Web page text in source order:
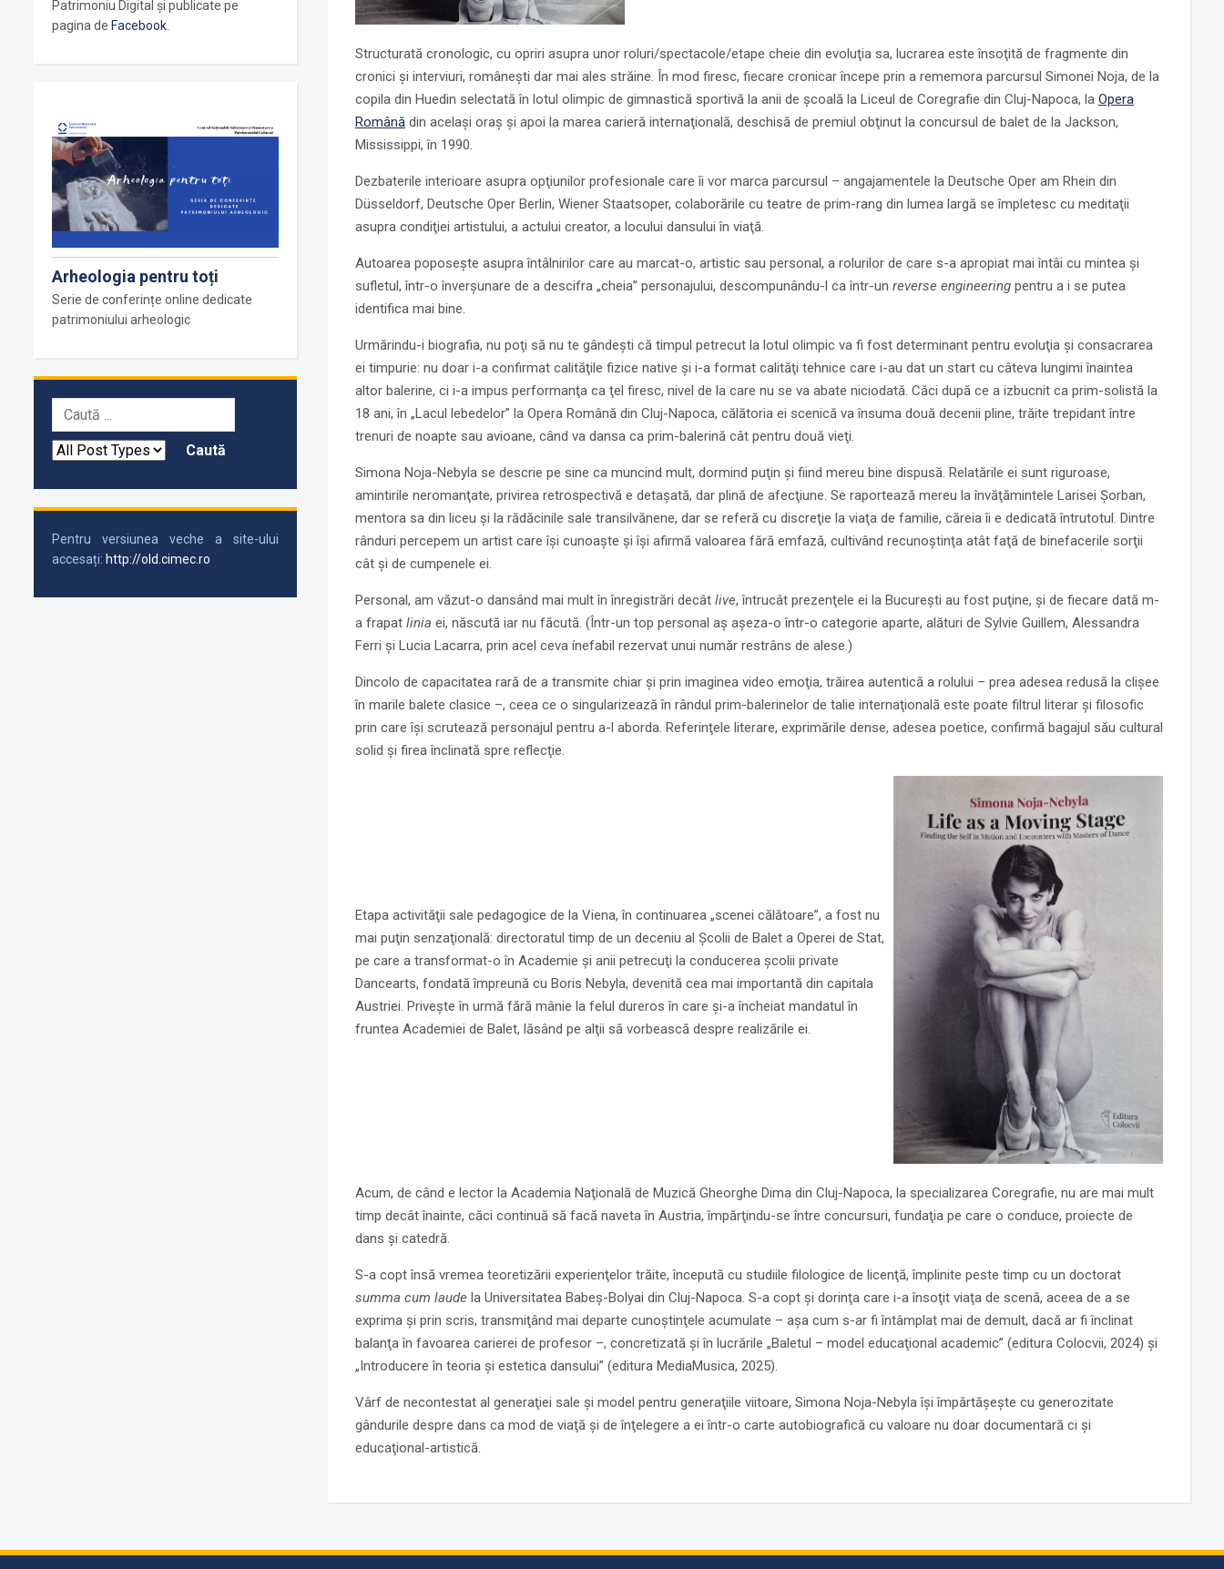
Patrimoniu Digital și publicate pe
pagina de Facebook
Arheologia pentru toți
Serie de conferințe online dedicate
patrimoniului arheologic
Pentru versiunea veche a site-ului
accesați: http://old.cimec.ro
Structurată cronologic, cu opriri asupra unor roluri/spectacole/etape cheie din evoluţia sa, lucrarea este însoţită de fragmente din
cronici şi interviuri, româneşti dar mai ales străine. În mod firesc, fiecare cronicar începe prin a rememora parcursul Simonei Noja, de la
copila din Huedin selectată în lotul olimpic de gimnastică sportivă la anii de şcoală la Liceul de Coregrafie din Cluj-Napoca, la Opera
Românădin acelaşi oraş şi apoi la marea carieră internaţională, deschisă de premiul obţinut la concursul de balet de la Jackson,
Mississippi, în 1990.
Dezbaterile interioare asupra opţiunilor profesionale care îi vor marca parcursul – angajamentele la Deutsche Oper am Rhein din
Düsseldorf, Deutsche Oper Berlin, Wiener Staatsoper, colaborările cu teatre de prim-rang din lumea largă se împletesc cu meditaţii
asupra condiţiei artistului, a actului creator, a locului dansului în viaţă.
Autoarea poposeşte asupra întâlnirilor care au marcat-o, artistic sau personal, a rolurilor de care s-a apropiat mai întâi cu mintea şi
sufletul, într-o înverşunare de a descifra „cheia” personajului, descompunându-l ca într-un reverse engineering pentru a i se putea
identifica mai bine.
Urmărindu-i biografia, nu poţi să nu te gândeşti că timpul petrecut la lotul olimpic va fi fost determinant pentru evoluţia şi consacrarea
ei timpurie: nu doar i-a confirmat calităţile fizice native şi i-a format calităţi tehnice care i-au dat un start cu câteva lungimi înaintea
altor balerine, ci i-a impus performanţa ca ţel firesc, nivel de la care nu se va abate niciodată. Căci după ce a izbucnit ca prim-solistă la
18 ani, în „Lacul lebedelor” la Opera Română din Cluj-Napoca, călătoria ei scenică va însuma două decenii pline, trăite trepidant între
trenuri de noapte sau avioane, când va dansa ca prim-balerină cât pentru două vieţi.
Simona Noja-Nebyla se descrie pe sine ca muncind mult, dormind puţin şi fiind mereu bine dispusă. Relatările ei sunt riguroase,
amintirile neromanţate, privirea retrospectivă e detaşată, dar plină de afecţiune. Se raportează mereu la învăţămintele Larisei Şorban,
mentora sa din liceu şi la rădăcinile sale transilvănene, dar se referă cu discreţie la viaţa de familie, căreia îi e dedicată întrutotul. Dintre
rânduri percepem un artist care îşi cunoaşte şi îşi afirmă valoarea fără emfază, cultivând recunoştinţa atât faţă de binefacerile sorţii
cât şi de cumpenele ei.
Personal, am văzut-o dansând mai mult în înregistrări decât live, întrucât prezenţele ei la Bucureşti au fost puţine, şi de fiecare dată m-
a frapat linia ei, născută iar nu făcută. (Într-un top personal aş aşeza-o într-o categorie aparte, alături de Sylvie Guillem, Alessandra
Ferri şi Lucia Lacarra, prin acel ceva ínefabil rezervat unui număr restrâns de alese.)
Dincolo de capacitatea rară de a transmite chiar şi prin imaginea video emoţia, trăirea autentică a rolului – prea adesea redusă la clişee
în marile balete clasice –, ceea ce o singularizează în rândul prim-balerinelor de talie internaţională este poate filtrul literar şi filosofic
prin care îşi scrutează personajul pentru a-l aborda. Referinţele literare, exprimările dense, adesea poetice, confirmă bagajul său cultural
solid şi firea înclinată spre reflecţie.
Etapa activităţii sale pedagogice de la Viena, în continuarea „scenei călătoare”, a fost nu
mai puţin senzaţională: directoratul timp de un deceniu al Şcolii de Balet a Operei de Stat,
pe care a transformat-o în Academie şi anii petrecuţi la conducerea şcolii private
Dancearts, fondată împreună cu Boris Nebyla, devenită cea mai importantă din capitala
Austriei. Priveşte în urmă fără mânie la felul dureros în care şi-a încheiat mandatul în
fruntea Academiei de Balet, lăsând pe alţii să vorbească despre realizările ei.
Acum, de când e lector la Academia Naţională de Muzică Gheorghe Dima din Cluj-Napoca, la specializarea Coregrafie, nu are mai mult
timp decât înainte, căci continuă să facă naveta în Austria, împărţindu-se între concursuri, fundaţia pe care o conduce, proiecte de
dans şi catedră.
S-a copt însă vremea teoretizării experienţelor trăite, începută cu studiile filologice de licenţă, împlinite peste timp cu un doctorat
summa cum laude la Universitatea Babeş-Bolyai din Cluj-Napoca. S-a copt şi dorinţa care i-a însoţit viaţa de scenă, aceea de a se
exprima şi prin scris, transmiţând mai departe cunoştinţele acumulate – aşa cum s-ar fi întâmplat mai de demult, dacă ar fi înclinat
balanţa în favoarea carierei de profesor –, concretizată şi în lucrările „Baletul – model educaţional academic” (editura Colocvii, 2024) şi
„Introducere în teoria şi estetica dansului” (editura MediaMusica, 2025).
Vârf de necontestat al generaţiei sale şi model pentru generaţiile viitoare, Simona Noja-Nebyla îşi împărtăşeşte cu generozitate
gândurile despre dans ca mod de viaţă şi de înţelegere a ei într-o carte autobiografică cu valoare nu doar documentară ci şi
educaţional-artistică.